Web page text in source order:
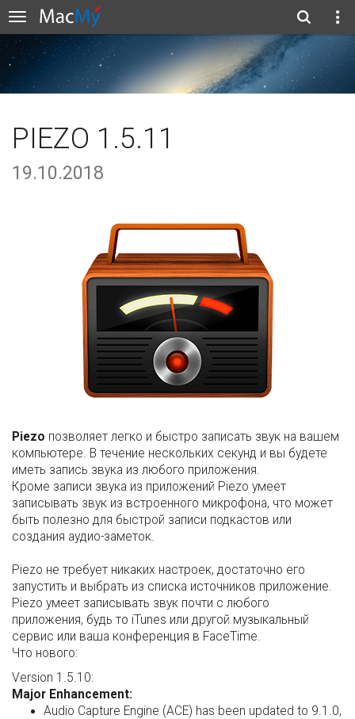
PIEZO 1.5.11
19.10.2018
Piezo позволяет легко и быстро записать звук на вашем
компьютере. В течение нескольких секунд и вы будете
иметь запись звука из любого приложения.
Кроме записи звука из приложений Piezo умеет
записывать звук из встроенного микрофона, что может
быть полезно для быстрой записи подкастов или
создания аудио-заметок.
Piezo не требует никаких настроек, достаточно его
запустить и выбрать из списка источников приложение.
Piezo умеет записывать звук почти с любого
приложения, будь то iTunes или другой музыкальный
сервис или ваша конференция в FaceTime.
Что нового:
Version 1.5.10:
Major Enhancement:
Audio Capture Engine (ACE) has been updated to 9.1.0,